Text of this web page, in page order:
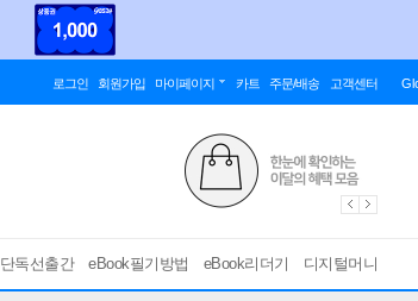
로그인 회원가입 마이페이지 카트 주문/배송 고객센터
단독선출간 eBook필기방법 eBook리더기 디지털머니